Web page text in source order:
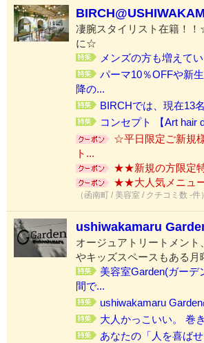
凄腕スタイリスト在籍！
に☆
メンズの方も増えて
パーマ10％OFFや新
降の...
BIRCHでは、現在13
コンセプト 【Art hair
☆平日限定ご新規
ト...
★★新規の方限定
★★大人気メニュ
（函南町 / 美容室 / クチコミ数 -件）
ushiwakamaru
オージュアトリートメン
やキッズスペースもある月
美容室Garden(ガー
間で...
ushiwakamaru
大人かっこいい。 巻
あなたの「人を喜ば